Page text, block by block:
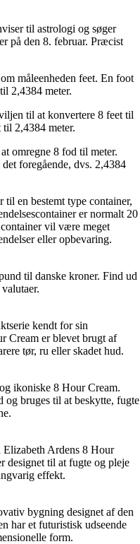
til astrologi og søger
på den 8. februar. Præcist
måleenheden feet. En foot
2,4384 meter.
til at konvertere 8 feet til
2,4384 meter.
omregne 8 fod til meter.
foregående, dvs. 2,4384
til en bestemt type container,
er normalt 20
vil være meget
eller opbevaring.
til danske kroner. Find ud
kendt for sin
Cream er blevet brugt af
tør, ru eller skadet hud.
ikoniske 8 Hour Cream.
og bruges til at beskytte, fugte
Elizabeth Ardens 8 Hour
designet til at fugte og pleje
effekt.
bygning designet af den
har et futuristisk udseende
form.